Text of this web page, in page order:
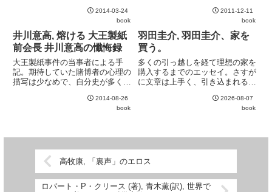
ポートフォリオとして見ると欠け
ている部分もある点には注意が必
要。また、ややアクティブファン
ド寄りな点や一般論中心で具体
的...
2014-03-24
book
数々は実に興味深い。 2011-12-11
book
井川意高, 熔ける 大王製紙
前会長 井川意高の懺悔録
大王製紙事件の当事者による手
記。期待していた賭博者の心理の
描写は少なめで、自分史が多くを
るが、夜の街での有名人との付き
合いの話が続くのは少々辟易す
2014-08-26
book
羽田圭介, 羽田圭介、家を
買う。
多くの引っ越しを経て理想の家を
購入するまでのエッセイ。さすが
に文章は上手く、引き込まれる。
から始まり、芥川賞受賞後にそれ
なりに裕福な暮らしとなり、理想
に...
2026-08-07
book
高牧康, 「裏声」のエロス
ロバート・P・クリース (著), 青木薫(訳), 世界で